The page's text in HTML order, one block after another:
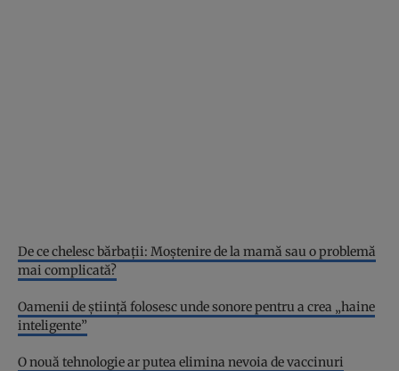
De ce chelesc bărbații: Moștenire de la mamă sau o problemă
mai complicată?
Oamenii de știință folosesc unde sonore pentru a crea „haine
inteligente”
O nouă tehnologie ar putea elimina nevoia de vaccinuri